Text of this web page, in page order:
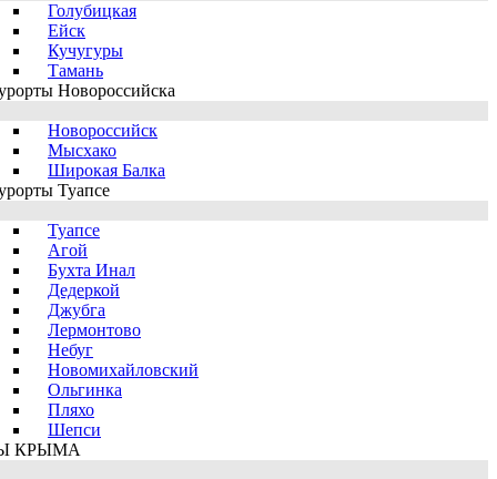
Голубицкая
Ейск
Кучугуры
Тамань
Новороссийска
Новороссийск
Мысхако
Широкая Балка
Туапсе
Туапсе
Агой
Бухта Инал
Дедеркой
Джубга
Лермонтово
Небуг
Новомихайловский
Ольгинка
Пляхо
Шепси
КРЫМА